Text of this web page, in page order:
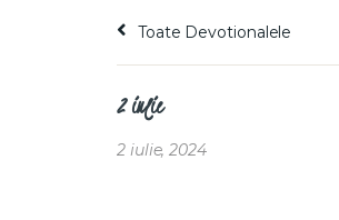
DESPRE NOI
CITIREA BIBLIEI
MISIUNEA BETANIA
Toate Devotionalele
2 iulie
2 iulie, 2024